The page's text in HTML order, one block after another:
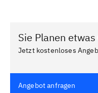
Sie Planen
Jetzt kostenloses
Angebot anfragen